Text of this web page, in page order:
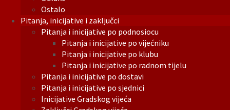
Ostalo
Pitanja, inicijative i zaključci
Pitanja i inicijative po podnosiocu
Pitanja i inicijative po vijećniku
Pitanja i inicijative po klubu
Pitanja i inicijative po radnom tijelu
Pitanja i inicijative po dostavi
Pitanja i inicijative po sjednici
Inicijative Gradskog vijeća